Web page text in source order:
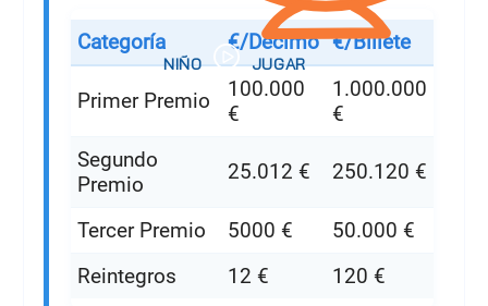
Categoría €/Décimo €/Billete
Primer Premio
100.000
€
1.000.000
€
Segundo
Premio
25.012 € 250.120 €
Tercer Premio 5000 €
50.000 €
Reintegros
12 € 120 €